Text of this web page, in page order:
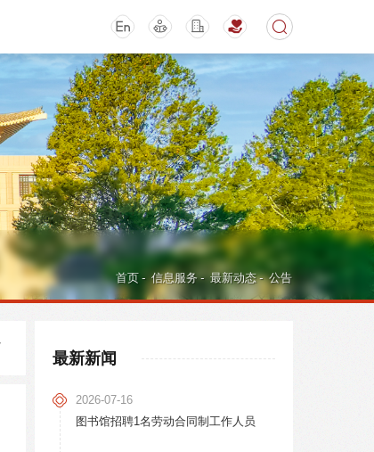
讲座 首页 - 信息服务 - 最新动态 - 公告
最新新闻
2026-07-16
图书馆招聘1名劳动合同制工作人员